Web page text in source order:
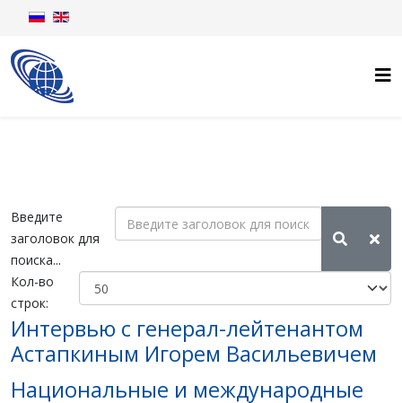
Введите
заголовок для
поиска...
Кол-во
строк:
Интервью с генерал-лейтенантом
Астапкиным Игорем Васильевичем
Национальные и международные